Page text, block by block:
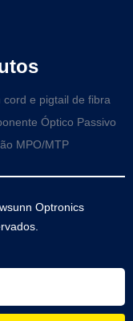
cord e pigtail de fibra
Óptico Passivo
MPO/MTP
Optronics